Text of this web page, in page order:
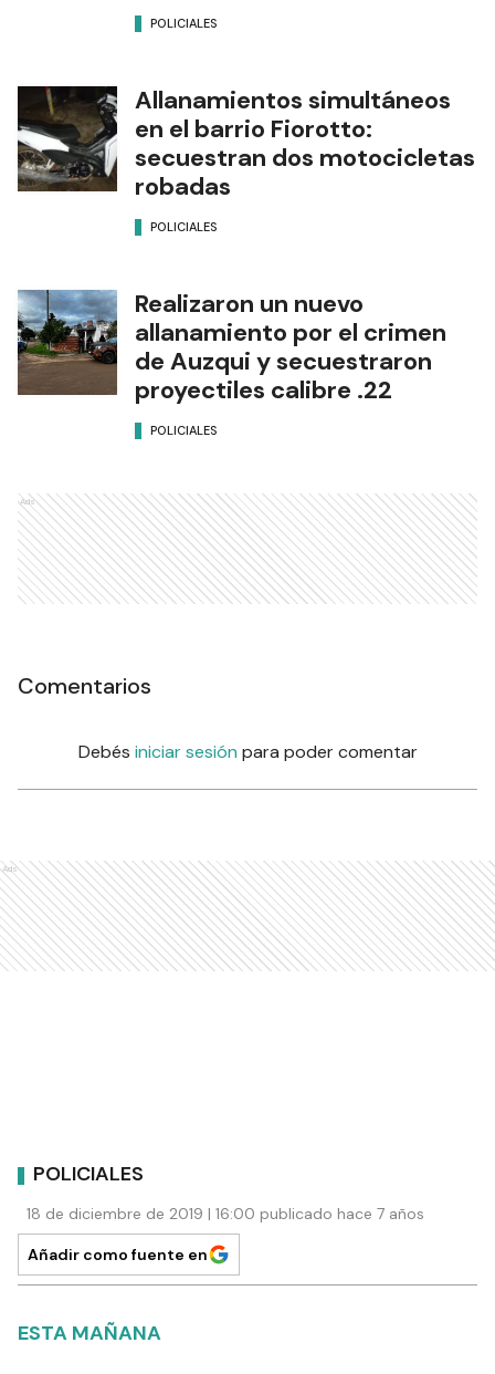
POLICIALES
Allanamientos simultáneos
en el barrio Fiorotto:
secuestran dos motocicletas
robadas
POLICIALES
Realizaron un nuevo
allanamiento por el crimen
de Auzqui y secuestraron
proyectiles calibre .22
POLICIALES
Ads
Comentarios
Debés iniciar sesión para poder comentar
Ads
POLICIALES
18 de diciembre de 2019 | 16:00 publicado hace 7 años
Añadir como fuente en
ESTA MAÑANA